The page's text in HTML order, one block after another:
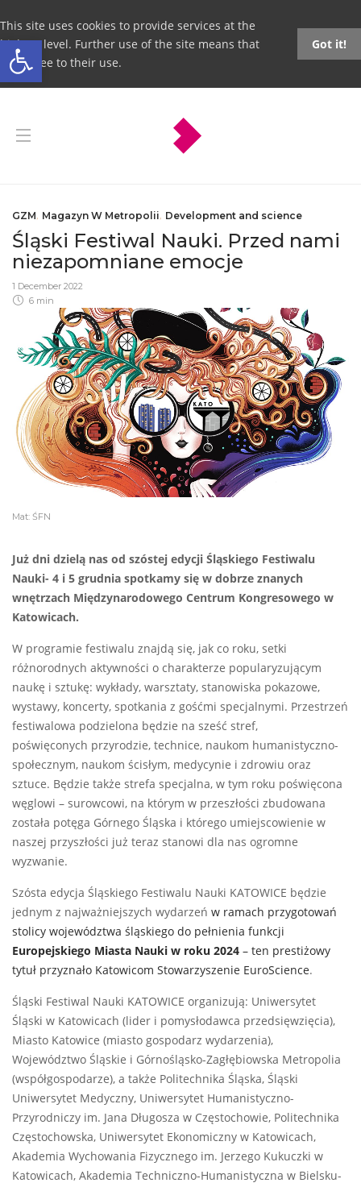
Open toolbar
This site uses cookies to provide services at the
highest level. Further use of the site means that
you agree to their use.
Got it!
GZM, Magazyn W Metropolii, Development and science
Śląski Festiwal Nauki. Przed nami
niezapomniane emocje
1 December 2022
6 min
Mat: ŚFN
Już dni dzielą nas od szóstej edycji Śląskiego Festiwalu
Nauki- 4 i 5 grudnia spotkamy się w dobrze znanych
wnętrzach Międzynarodowego Centrum Kongresowego w
Katowicach.
W programie festiwalu znajdą się, jak co roku, setki
różnorodnych aktywności o charakterze popularyzującym
naukę i sztukę: wykłady, warsztaty, stanowiska pokazowe,
wystawy, koncerty, spotkania z gośćmi specjalnymi. Przestrzeń
festiwalowa podzielona będzie na sześć stref,
poświęconych przyrodzie, technice, naukom humanistyczno-
społecznym, naukom ścisłym, medycynie i zdrowiu oraz
sztuce. Będzie także strefa specjalna, w tym roku poświęcona
węglowi – surowcowi, na którym w przeszłości zbudowana
została potęga Górnego Śląska i którego umiejscowienie w
naszej przyszłości już teraz stanowi dla nas ogromne
wyzwanie.
Szósta edycja Śląskiego Festiwalu Nauki KATOWICE będzie
jednym z najważniejszych wydarzeń w ramach przygotowań
stolicy województwa śląskiego do pełnienia funkcji
Europejskiego Miasta Nauki w roku 2024 – ten prestiżowy
tytuł przyznało Katowicom Stowarzyszenie EuroScience.
Śląski Festiwal Nauki KATOWICE organizują: Uniwersytet
Śląski w Katowicach (lider i pomysłodawca przedsięwzięcia),
Miasto Katowice (miasto gospodarz wydarzenia),
Województwo Śląskie i Górnośląsko-Zagłębiowska Metropolia
(współgospodarze), a także Politechnika Śląska, Śląski
Uniwersytet Medyczny, Uniwersytet Humanistyczno-
Przyrodniczy im. Jana Długosza w Częstochowie, Politechnika
Częstochowska, Uniwersytet Ekonomiczny w Katowicach,
Akademia Wychowania Fizycznego im. Jerzego Kukuczki w
Katowicach, Akademia Techniczno-Humanistyczna w Bielsku-